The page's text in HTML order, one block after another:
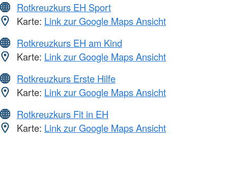
Rotkreuzkurs EH Sport
Karte: Link zur Google Maps Ansicht
Rotkreuzkurs EH am Kind
Karte: Link zur Google Maps Ansicht
Rotkreuzkurs Erste Hilfe
Karte: Link zur Google Maps Ansicht
Rotkreuzkurs Fit in EH
Karte: Link zur Google Maps Ansicht